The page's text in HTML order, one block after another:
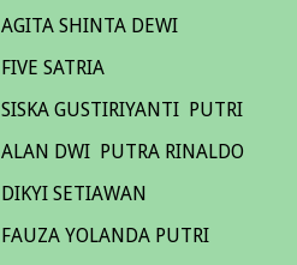
AGITA SHINTA DEWI
FIVE SATRIA
SISKA GUSTIRIYANTI PUTRI
ALAN DWI PUTRA RINALDO
DIKYI SETIAWAN
FAUZA YOLANDA PUTRI